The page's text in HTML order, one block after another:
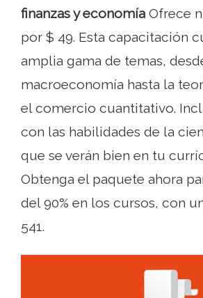
finanzas y economía Ofrece
por $ 49. Esta capacitación
amplia gama de temas,
macroeconomía hasta la
el comercio cuantitativo.
con las habilidades de la
que se verán bien en tu
Obtenga el paquete ahora
del 90% en los cursos, con
541.